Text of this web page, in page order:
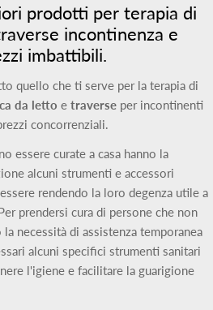
prodotti per terapia di
incontinenza e
imbattibili.
quello che ti serve per la terapia di
da letto e traverse per incontinenti
concorrenziali.
essere curate a casa hanno la
alcuni strumenti e accessori
rendendo la loro degenza utile a
prendersi cura di persone che non
necessità di assistenza temporanea
alcuni specifici strumenti sanitari
l'igiene e facilitare la guarigione